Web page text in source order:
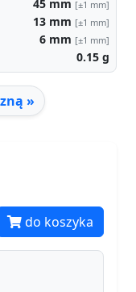
45 mm [±1 mm]
13 mm [±1 mm]
6 mm [±1 mm]
0.15 g
»
do koszyka